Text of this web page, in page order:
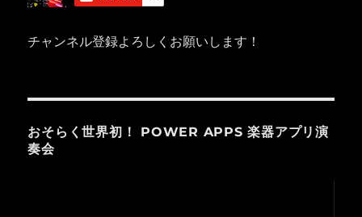
チャンネル登録よろしくお願いします！
おそらく世界初！ POWER APPS 楽器アプリ演
奏会